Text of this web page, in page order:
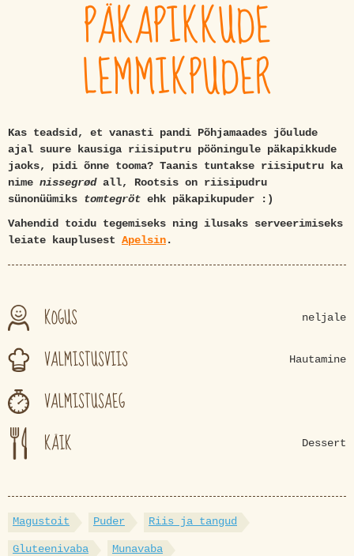
PÄKAPIKKUDE
LEMMIKPUDER
Kas teadsid, et vanasti pandi Põhjamaades jõulude
ajal suure kausiga riisiputru pööningule päkapikkude
jaoks, pidi õnne tooma? Taanis tuntakse riisiputru ka
nime nissegrød all, Rootsis on riisipudru
sünonüümiks tomtegröt ehk päkapikupuder :)
Vahendid toidu tegemiseks ning ilusaks serveerimiseks
leiate kauplusest Apelsin.
KOGUS neljale
VALMISTUSVIIS Hautamine
VALMISTUSAEG
KÄIK
Dessert
Magustoit Puder Riis ja tangud
Gluteenivaba Munavaba